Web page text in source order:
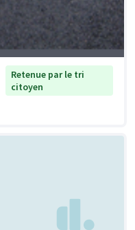
Retenue par le tri
citoyen